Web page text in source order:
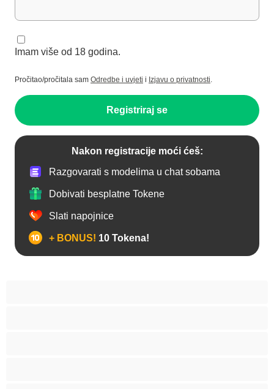
Imam više od 18 godina.
Pročitao/pročitala sam Odredbe i uvjeti i Izjavu o privatnosti.
Registriraj se
Nakon registracije moći ćeš:
Razgovarati s modelima u chat sobama
Dobivati besplatne Tokene
Slati napojnice
+ BONUS! 10 Tokena!